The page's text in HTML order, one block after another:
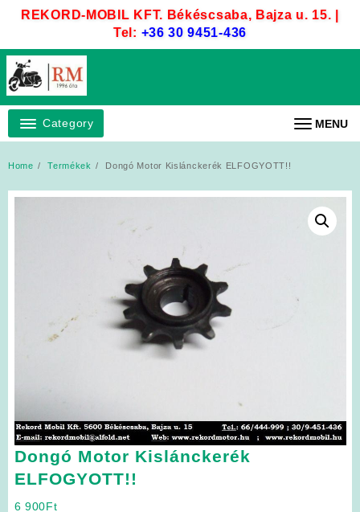
REKORD-MOBIL KFT. Békéscsaba, Bajza u. 15. |
Tel: +36 30 9451-436
Category MENU
Home Termékek Dongó Motor Kislánckerék ELFOGYOTT!!
Dongó Motor Kislánckerék
ELFOGYOTT!!
6 900Ft